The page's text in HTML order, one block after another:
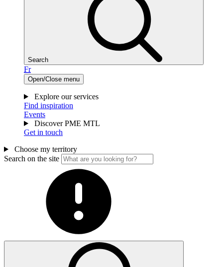
Search
Fr
Open/Close menu
Explore our services
Find inspiration
Events
Discover PME MTL
Get in touch
Choose my territory
Search on the site